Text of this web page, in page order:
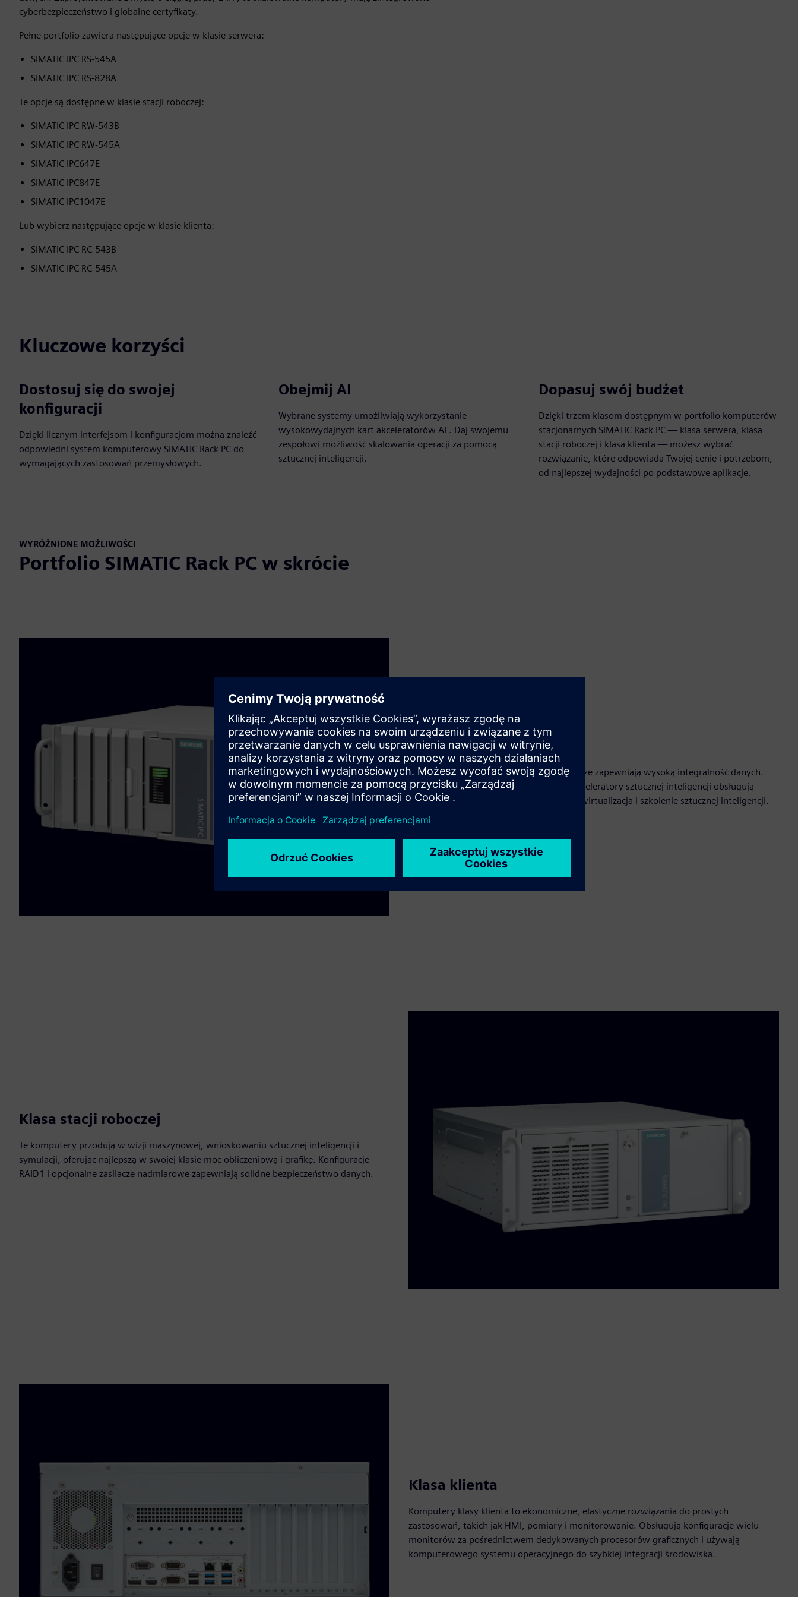
cyberbezpieczeństwo i globalne certyfikaty.
Pełne portfolio zawiera następujące opcje w klasie serwera:
SIMATIC IPC RS-545A
SIMATIC IPC RS-828A
Te opcje są dostępne w klasie stacji roboczej:
SIMATIC IPC RW-543B
SIMATIC IPC RW-545A
SIMATIC IPC647E
SIMATIC IPC847E
SIMATIC IPC1047E
Lub wybierz następujące opcje w klasie klienta:
SIMATIC IPC RC-543B
SIMATIC IPC RC-545A
Kluczowe korzyści
Dostosuj się do swojej
konfiguracji
Dzięki licznym interfejsom i konfiguracjom można znaleźć
odpowiedni system komputerowy SIMATIC Rack PC do
wymagających zastosowań przemysłowych.
Obejmij AI
Wybrane systemy umożliwiają wykorzystanie
wysokowydajnych kart akceleratorów AL. Daj swojemu
zespołowi możliwość skalowania operacji za pomocą
sztucznej inteligencji.
Dopasuj swój budżet
Dzięki trzem klasom dostępnym w portfolio komputerów
stacjonarnych SIMATIC Rack PC — klasa serwera, klasa
stacji roboczej i klasa klienta — możesz wybrać
rozwiązanie, które odpowiada Twojej cenie i potrzebom,
od najlepszej wydajności po podstawowe aplikacje.
WYRÓŻNIONE MOŻLIWOŚCI
Portfolio SIMATIC Rack PC w skrócie
Klasa serwera
Konfiguracje RAID1/5 i nadmiarowe zasilacze zapewniają wysoką integralność danych.
Wysoka moc obliczeniowa i opcjonalne akceleratory sztucznej inteligencji obsługują
intensywne aplikacje CPU i GPU, takie jak wirtualizacja i szkolenie sztucznej inteligencji.
Klasa stacji roboczej
Te komputery przodują w wizji maszynowej, wnioskowaniu sztucznej inteligencji i
symulacji, oferując najlepszą w swojej klasie moc obliczeniową i grafikę. Konfiguracje
RAID1 i opcjonalne zasilacze nadmiarowe zapewniają solidne bezpieczeństwo danych.
Klasa klienta
Komputery klasy klienta to ekonomiczne, elastyczne rozwiązania do prostych
zastosowań, takich jak HMI, pomiary i monitorowanie. Obsługują konfiguracje wielu
monitorów za pośrednictwem dedykowanych procesorów graficznych i używają
komputerowego systemu operacyjnego do szybkiej integracji środowiska.